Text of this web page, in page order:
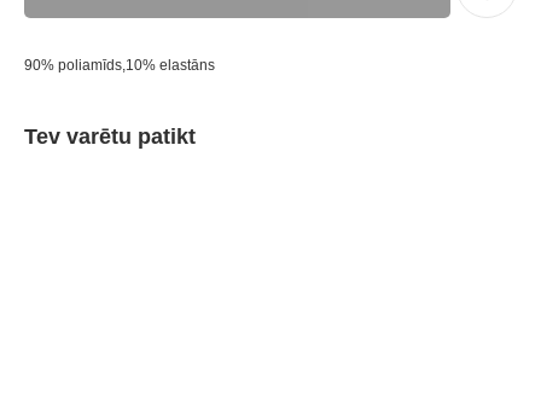
90% poliamīds,10% elastāns
Tev varētu patikt